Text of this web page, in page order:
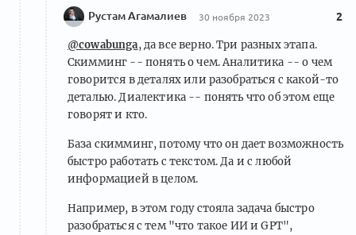
Рустам Агамалиев 30 ноября 2023 2
@cowabunga, да все верно. Три разных этапа.
Скимминг -- понять о чем. Аналитика -- о чем
говорится в деталях или разобраться с какой-то
деталью. Диалектика -- понять что об этом еще
говорят и кто.
База скимминг, потому что он дает возможность
быстро работать с текстом. Да и с любой
информацией в целом.
Например, в этом году стояла задача быстро
разобраться с тем "что такое ИИ и GPT",